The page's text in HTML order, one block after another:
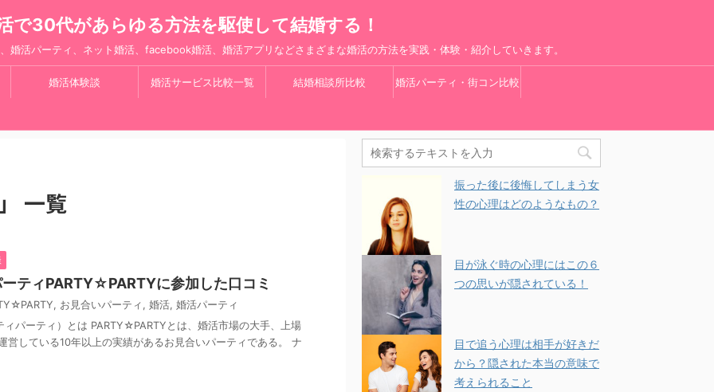
で30代があらゆる方法を駆使して結婚する！
婚活パーティ、ネット婚活、facebook婚活、婚活アプリなどさまざまな婚活の方法を実践・体験・紹介していきます。
婚活体験談 婚活サービス比較一覧 結婚相談所比較 婚活パーティ・街コン比較
一覧
ティPARTY☆PARTYに参加した口コミ
, お見合いパーティ , 婚活, 婚活パーティ
ィパーティ）とは PARTY☆PARTYとは、婚活市場の大手、上場
営している10年以上の実績があるお見合いパーティである。 ナ
振った後に後悔してしまう女
性の心理はどのようなもの？
目が泳ぐ時の心理にはこの６
つの思いが隠されている！
目で追う心理は相手が好きだ
から？隠された本当の意味で
考えられること